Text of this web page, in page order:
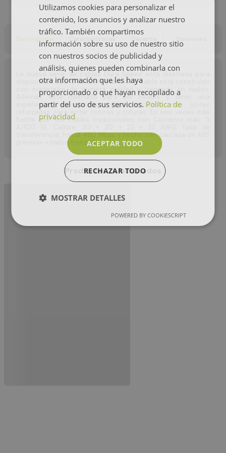
Descripción Características Garantía
La nueva serie de cables Dura Speed ​​está diseñada para
dispositivos tipo C de alta potencia. El cable está construido
con materiales de primera calidad y trenzado en nailon.
Además, está diseñado para ser flexible y tener una
experiencia sin enredos. Está fabricado con juntas
reforzadas para evitar roturas y roturas. Es seis veces más
fuerte que sus cables tradicionales, con Corriente máx.: 5
transferencia: hasta 480 Mbps y hecho con carcasa de ABS
premium + nailon trenzado
Productos relacionados
Utilizamos cookies para personalizar el
contenido, los anuncios y analizar nuestro
tráfico. También compartimos
información sobre su uso de nuestro sitio
con nuestros socios de publicidad y
análisis, quienes pueden combinarla con
otra información que les haya
proporcionado o que hayan recopilado a
partir del uso de sus servicios. Política de
privacidad
ACEPTAR TODO
RECHAZAR TODO
MOSTRAR DETALLES
POWERED BY COOKIESCRIPT